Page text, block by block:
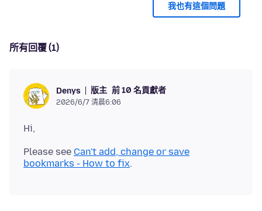
我也有這個問題
所有回覆 (1)
Denys 版主 前 10 名貢獻者
2026/6/7 清晨6:06
Please see Can't add, change or save
bookmarks - How to fix